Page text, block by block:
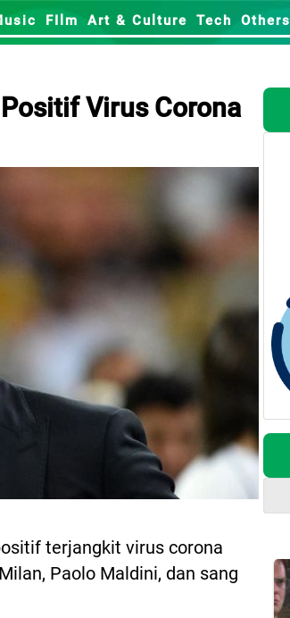
FIlm Art & Culture Tech Others
Virus Corona
terjangkit virus corona
Paolo Maldini, dan sang